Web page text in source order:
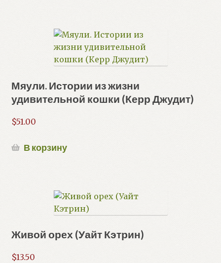
Мяули. Истории из жизни
удивительной кошки (Керр Джудит)
$51.00
В корзину
Живой орех (Уайт Кэтрин)
$13.50